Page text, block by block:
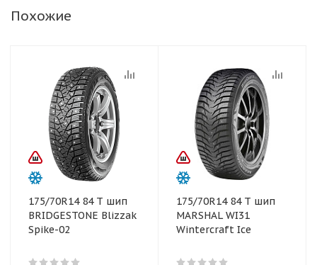
Похожие
175/70R14 84 T шип
BRIDGESTONE Blizzak
Spike-02
175/70R14 84 T шип
MARSHAL WI31
Wintercraft Ice